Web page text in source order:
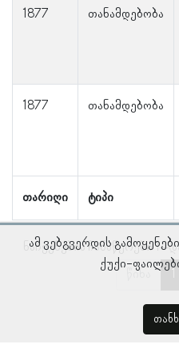
თარიღი ტიპი
1877 თანამდებობა
1877 თანამდებობა
ნაჩვენებია ჩანაწერები
წინა
ამ ვებგვერდის
ქუქი-